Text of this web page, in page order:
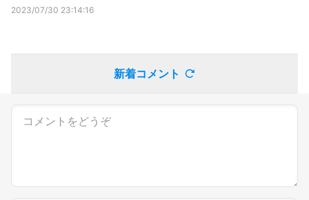
2023/07/30 23:14:16
新着コメント